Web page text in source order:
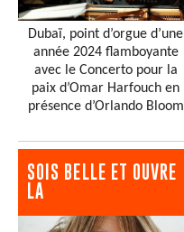
Dubaï, point d’orgue d’une
année 2024 flamboyante
avec le Concerto pour la
paix d’Omar Harfouch en
présence d’Orlando Bloom
SOIS BELLE ET OUVRE
LA